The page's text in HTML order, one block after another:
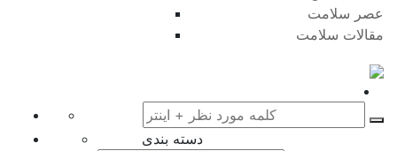
عصر سلامت
مقالات سلامت
دسته بندی